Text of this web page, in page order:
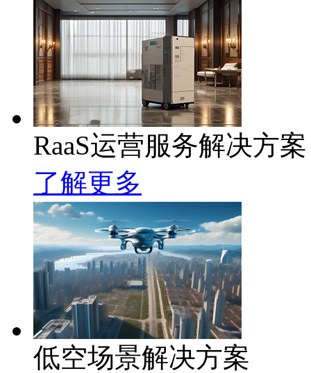
RaaS运营服务解决方案
了解更多
低空场景解决方案